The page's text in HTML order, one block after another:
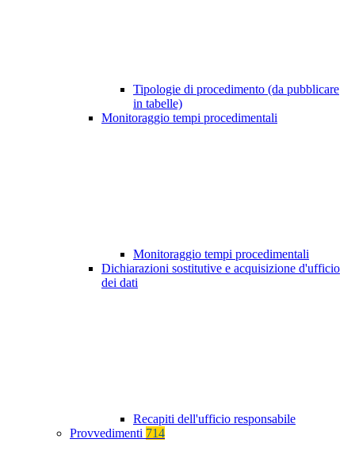
Tipologie di procedimento (da pubblicare
in tabelle)
Monitoraggio tempi procedimentali
Monitoraggio tempi procedimentali
Dichiarazioni sostitutive e acquisizione d'ufficio
dei dati
Recapiti dell'ufficio responsabile
Provvedimenti 714